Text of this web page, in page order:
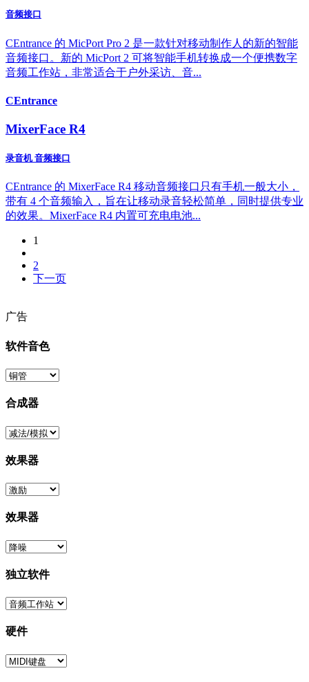
音频接口
CEntrance 的 MicPort Pro 2 是一款针对移动制作人的新的智能
音频接口。新的 MicPort 2 可将智能手机转换成一个便携数字
音频工作站，非常适合于户外采访、音...
CEntrance
MixerFace R4
录音机 音频接口
CEntrance 的 MixerFace R4 移动音频接口只有手机一般大小，
带有 4 个音频输入，旨在让移动录音轻松简单，同时提供专业
的效果。MixerFace R4 内置可充电电池...
1
2
下一页
广告
软件音色
合成器
效果器
效果器
独立软件
硬件